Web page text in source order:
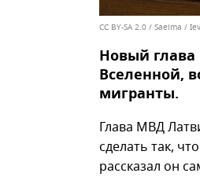
CC BY-SA 2.0 / Saeima /
Новый
Вселенной,
мигранты.
Глава МВД
сделать так,
рассказал он